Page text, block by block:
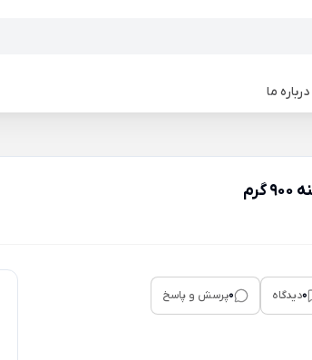
درباره ما
0دیدگاه 0پرسش و پاسخ